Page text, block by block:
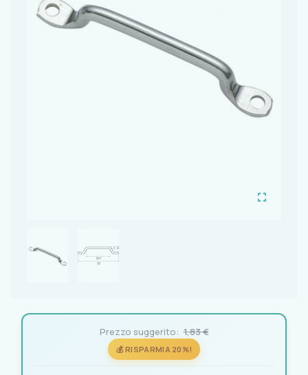
Prezzo suggerito: 1,83 €
💰 RISPARMIA 20%!